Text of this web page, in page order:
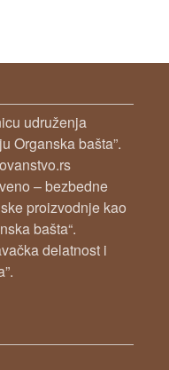
udruženja
Organska bašta”.
– bezbedne
proizvodnje kao
bašta“.
delatnost i